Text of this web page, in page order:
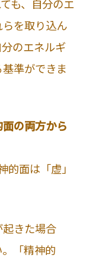
も、自分のエ
を取り込ん
のエネルギ
準ができま
の両方から
面は「虚」
起きた場合
「精神的